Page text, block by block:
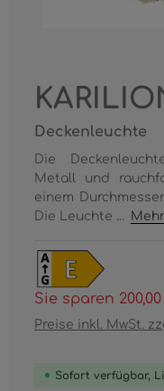
Deckenleuchte
Die
Metall und
einem
Die Leuchte ...
Sie sparen
Preise inkl. MwSt.
Sofort verfügbar,